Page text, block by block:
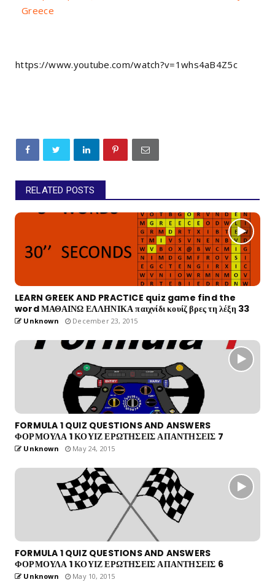
Greece
https://www.youtube.com/watch?v=1whs4aB4Z5c
RELATED POSTS
LEARN GREEK AND PRACTICE quiz game find the
word ΜΑΘΑΙΝΩ ΕΛΛΗΝΙΚΑ παιχνίδι κουίζ βρες τη λέξη 33
Unknown December 23, 2015
FORMULA 1 QUIZ QUESTIONS AND ANSWERS
ΦΟΡΜΟΥΛΑ 1 ΚΟΥΙΖ ΕΡΩΤΗΣΕΙΣ ΑΠΑΝΤΗΣΕΙΣ 7
Unknown May 24, 2015
FORMULA 1 QUIZ QUESTIONS AND ANSWERS
ΦΟΡΜΟΥΛΑ 1 ΚΟΥΙΖ ΕΡΩΤΗΣΕΙΣ ΑΠΑΝΤΗΣΕΙΣ 6
Unknown May 10, 2015